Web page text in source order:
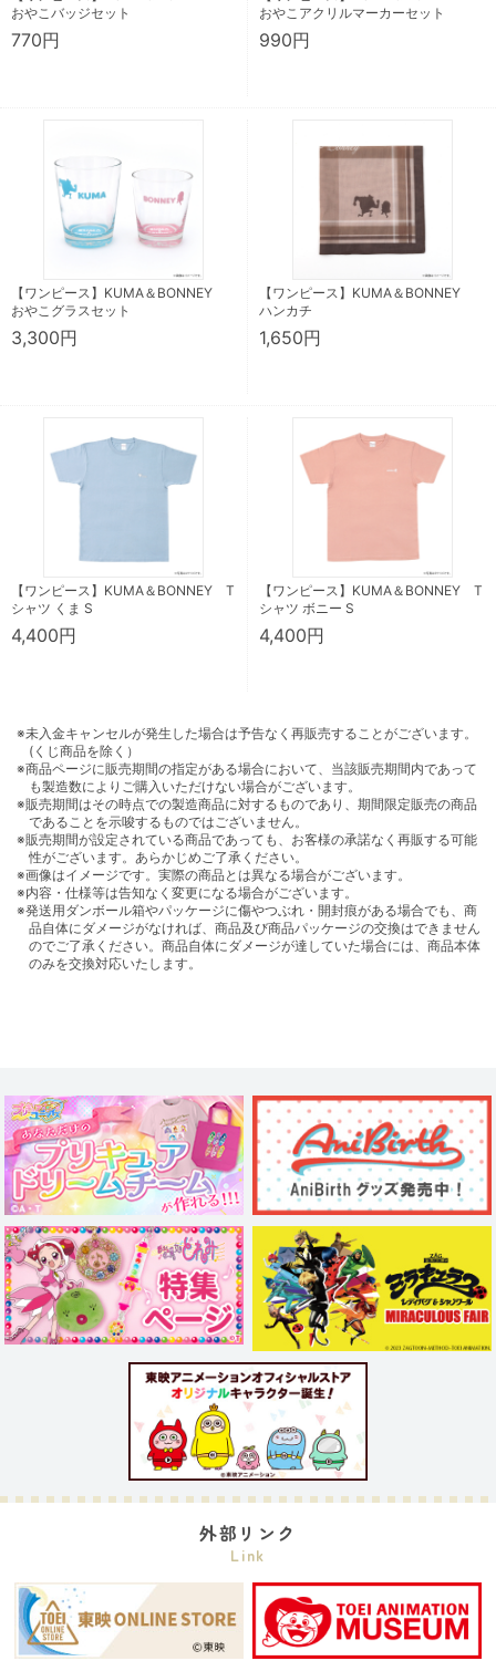
おやこバッジセット
770円
おやこアクリルマーカーセット
990円
【ワンピース】KUMA＆BONNEY
おやこグラスセット
3,300円
【ワンピース】KUMA＆BONNEY
ハンカチ
1,650円
【ワンピース】KUMA＆BONNEY T
シャツ くま S
4,400円
【ワンピース】KUMA＆BONNEY T
シャツ ボニー S
4,400円
※未入金キャンセルが発生した場合は予告なく再販売することがございます。
(くじ商品を除く）
※商品ページに販売期間の指定がある場合において、当該販売期間内であって
も製造数によりご購入いただけない場合がございます。
※販売期間はその時点での製造商品に対するものであり、期間限定販売の商品
であることを示唆するものではございません。
※販売期間が設定されている商品であっても、お客様の承諾なく再販する可能
性がございます。あらかじめご了承ください。
※画像はイメージです。実際の商品とは異なる場合がございます。
※内容・仕様等は告知なく変更になる場合がございます。
※発送用ダンボール箱やパッケージに傷やつぶれ・開封痕がある場合でも、商
品自体にダメージがなければ、商品及び商品パッケージの交換はできません
のでご了承ください。商品自体にダメージが達していた場合には、商品本体
のみを交換対応いたします。
外部リンク
Link